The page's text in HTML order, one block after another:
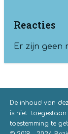
Reacties
Er zijn geen
De inhoud van
is niet toegestaan
toestemming te